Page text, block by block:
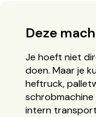
Deze
Je hoeft niet
doen. Maar je
heftruck,
intern